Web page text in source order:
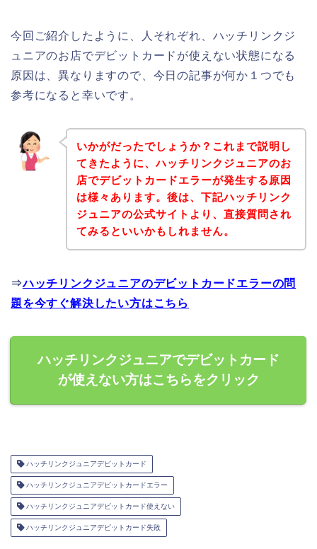
今回ご紹介したように、人それぞれ、ハッチリンクジ
ュニアのお店でデビットカードが使えない状態になる
原因は、異なりますので、今日の記事が何か１つでも
参考になると幸いです。
いかがだったでしょうか？これまで説明し
てきたように、ハッチリンクジュニアのお
店でデビットカードエラーが発生する原因
は様々あります。後は、下記ハッチリンク
ジュニアの公式サイトより、直接質問され
てみるといいかもしれません。
⇒ハッチリンクジュニアのデビットカードエラーの問
題を今すぐ解決したい方はこちら
ハッチリンクジュニアでデビットカード
が使えない方はこちらをクリック
ハッチリンクジュニアデビットカード
ハッチリンクジュニアデビットカードエラー
ハッチリンクジュニアデビットカード使えない
ハッチリンクジュニアデビットカード失敗